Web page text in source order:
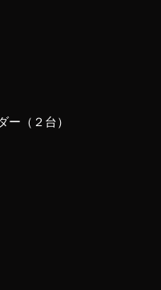
ー（２台）